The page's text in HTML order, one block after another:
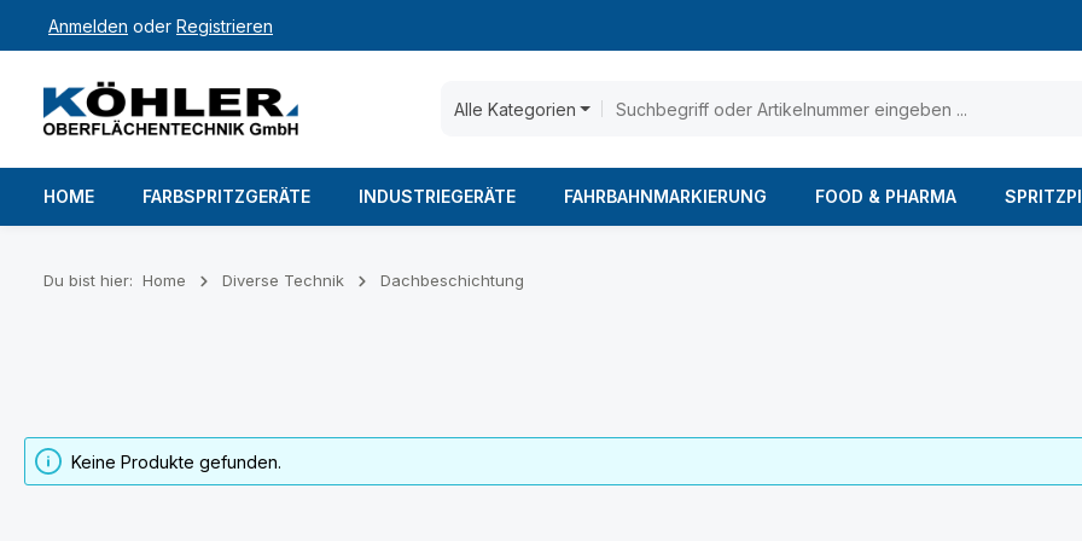
Hauptinhalt springen
Zur Suche springen
Zur Hauptnavigation springen
Anmelden oder Registrieren
Alle Kategorien
HOME FARBSPRITZGERÄTE INDUSTRIEGERÄTE FAHRBAHNMARKIERUNG FOOD & PHARMA
Du bist hier: Home Diverse Technik Dachbeschichtung
Keine Produkte gefunden.